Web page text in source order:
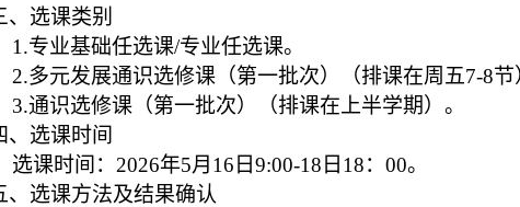
选课类别
1.专业基础任选课/专业任选课。
2.多元发展通识选修课（第一批次）（排课在周五7-8节
3.通识选修课（第一批次）（排课在上半学期）。
、选课时间
选课时间： 2026年5月 16 日9:00-18日18：00。
、选课方法及结果确认